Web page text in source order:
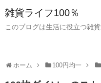
雑貨ライフ100％
このブログは生活に役立つ雑
ホーム 100円均一